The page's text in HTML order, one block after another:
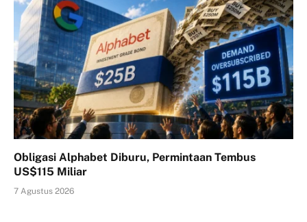
Obligasi Alphabet Diburu, Permintaan Tembus
US$115 Miliar
7 Agustus 2026